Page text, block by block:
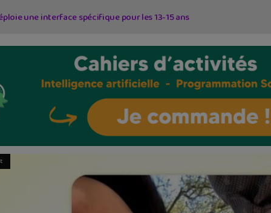
une interface spécifique pour les 13-15 ans